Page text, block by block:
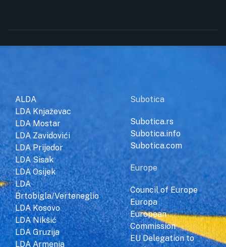
ALDA
LDA Knjaževac
LDA Mostar
LDA Zavidovići
LDA Prijedor
LDA Sisak
LDA Osijek
LDA
Brtobigla/Verteneglio
LDA Kosovo
LDA Nikšić
LDA Gruzija
LDA Armenia
Subotica
Subotica.rs
Subotica.info
Subotica.com
Europe
Council of Europe
Europa
European
Commission
EU Delegation to